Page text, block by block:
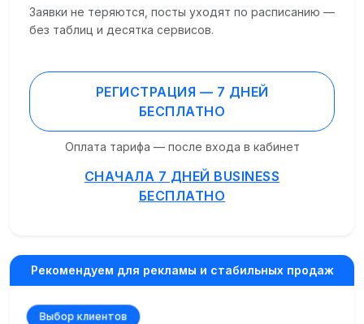
Заявки не теряются, посты уходят по расписанию —
без таблиц и десятка сервисов.
РЕГИСТРАЦИЯ — 7 ДНЕЙ
БЕСПЛАТНО
Оплата тарифа — после входа в кабинет
СНАЧАЛА 7 ДНЕЙ BUSINESS
БЕСПЛАТНО
Рекомендуем для рекламы и стабильных продаж
Выбор клиентов